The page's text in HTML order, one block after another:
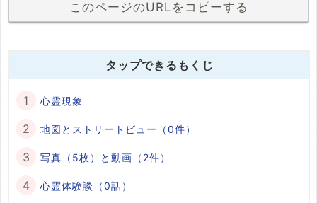
このページのURLをコピーする
タップできるもくじ
心霊現象
地図とストリートビュー（0件）
写真（5枚）と動画（2件）
心霊体験談（0話）